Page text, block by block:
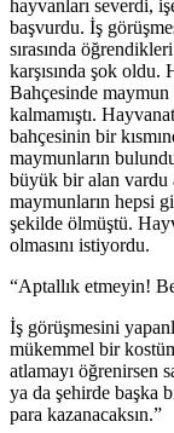
hayvanları severdi,
başvurdu. İş
sırasında öğrendikleri
karşısında şok oldu.
Bahçesinde maymun
kalmamıştı. Hayvanat
bahçesinin bir
maymunların
büyük bir alan vardu
maymunların hepsi
şekilde ölmüştü.
olmasını istiyordu.
“Aptallık etmeyin!
İş görüşmesini
mükemmel bir
atlamayı öğrenirsen
ya da şehirde başka
para kazanacaksın.”